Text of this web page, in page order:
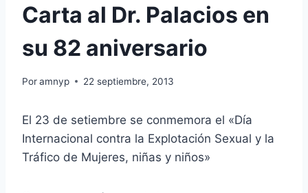
Carta al Dr. Palacios en
su 82 aniversario
Poramnyp 22 septiembre, 2013
El 23 de setiembre se conmemora el «Día
Internacional contra la Explotación Sexual y la
Tráfico de Mujeres, niñas y niños»